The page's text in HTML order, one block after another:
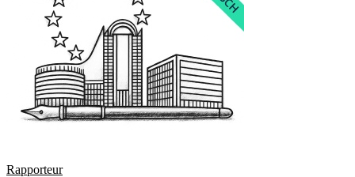
Rapporteur